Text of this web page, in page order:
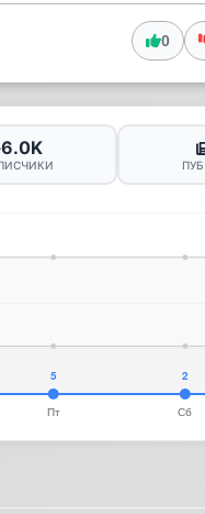
0
6.0K